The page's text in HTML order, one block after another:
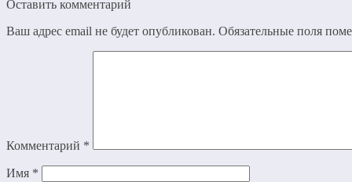
Оставить комментарий
Ваш адрес email не будет опубликован. Обязательные поля
Комментарий *
Имя *